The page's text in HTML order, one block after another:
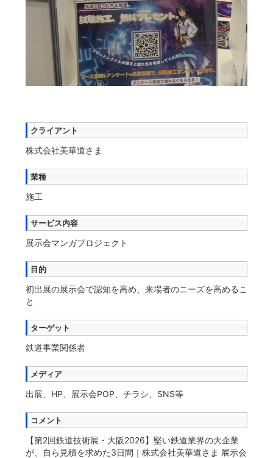
クライアント
株式会社美華道さま
業種
施工
サービス内容
展示会マンガプロジェクト
目的
初出展の展示会で認知を高め、来場者のニーズを高めるこ
と
ターゲット
鉄道事業関係者
メディア
出展、HP、展示会POP、チラシ、SNS等
コメント
【第2回鉄道技術展・大阪2026】堅い鉄道業界の大企業
が、自ら見積を求めた3日間｜株式会社美華道さま 展示会